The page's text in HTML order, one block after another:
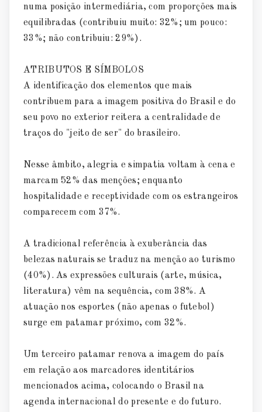
numa posição intermediária, com proporções mais
equilibradas (contribuiu muito: 32%; um pouco:
33%; não contribuiu: 29%).
ATRIBUTOS E SÍMBOLOS
A identificação dos elementos que mais
contribuem para a imagem positiva do Brasil e do
seu povo no exterior reitera a centralidade de
traços do "jeito de ser" do brasileiro.
Nesse âmbito, alegria e simpatia voltam à cena e
marcam 52% das menções; enquanto
hospitalidade e receptividade com os estrangeiros
comparecem com 37%.
A tradicional referência à exuberância das
belezas naturais se traduz na menção ao turismo
(40%). As expressões culturais (arte, música,
literatura) vêm na sequência, com 38%. A
atuação nos esportes (não apenas o futebol)
surge em patamar próximo, com 32%.
Um terceiro patamar renova a imagem do país
em relação aos marcadores identitários
mencionados acima, colocando o Brasil na
agenda internacional do presente e do futuro.